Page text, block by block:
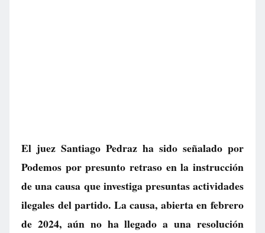
El juez Santiago Pedraz ha sido señalado por
Podemos por presunto retraso en la instrucción
de una causa que investiga presuntas actividades
ilegales del partido. La causa, abierta en febrero
de 2024, aún no ha llegado a una resolución